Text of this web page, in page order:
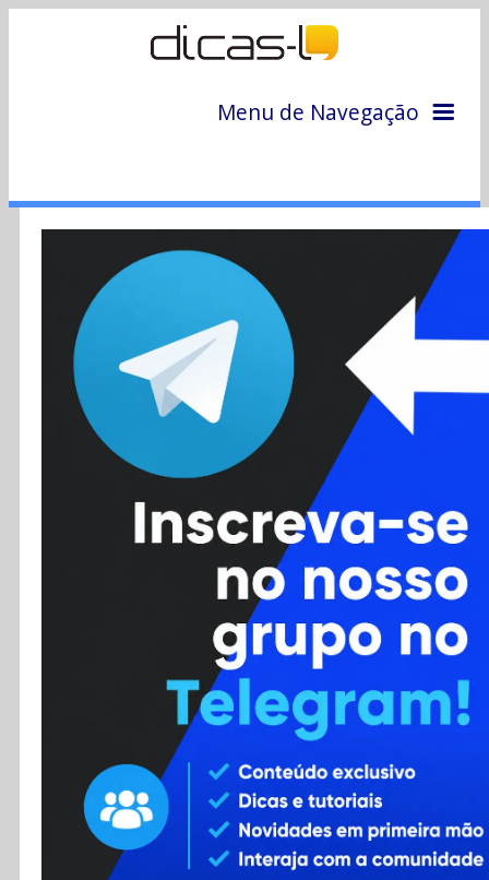
Menu de Navegação
Colunas
Colaboradores
Cursos
Enviar Dica
Contato